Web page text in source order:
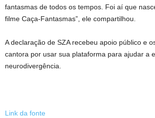
fantasmas de todos os tempos. Foi aí que
filme Caça-Fantasmas”, ele compartilhou.
A declaração de SZA recebeu apoio público e
cantora por usar sua plataforma para ajudar a
neurodivergência.
Link da fonte